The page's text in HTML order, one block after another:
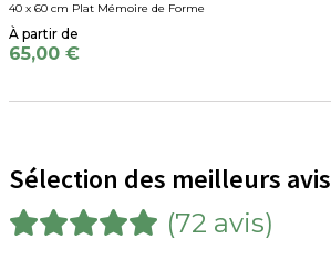
40 x 60 cm Plat Mémoire de Forme
65,00 €
Sélection des meilleurs avis
(72 avis)